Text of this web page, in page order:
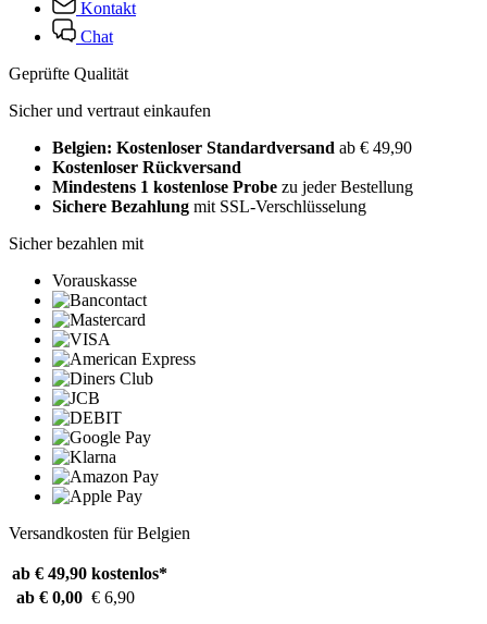
Kontakt
Chat
Geprüfte Qualität
Sicher und vertraut einkaufen
Belgien: Kostenloser Standardversand ab € 49,90
Kostenloser Rückversand
Mindestens 1 kostenlose Probe zu jeder Bestellung
Sichere Bezahlung mit SSL-Verschlüsselung
Sicher bezahlen mit
Vorauskasse
Versandkosten für Belgien
ab € 49,90 kostenlos*
ab € 0,00 € 6,90